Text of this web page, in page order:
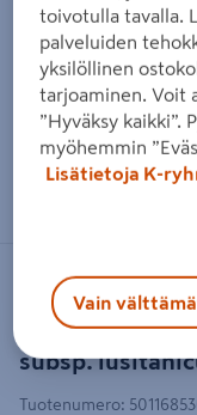
Zoomaa
Aitoukonhattu
subsp.
NO BRAND
Tuotenumero:
toivotulla tavalla.
palveluiden
yksilöllinen
tarjoaminen. Voit
”Hyväksy kaikki”.
myöhemmin
Lisätietoja K-
Vain